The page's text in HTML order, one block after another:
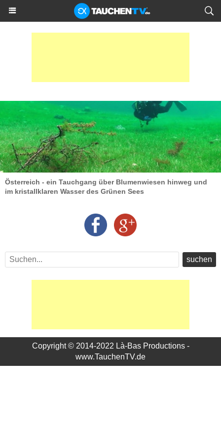
Österreich - ein Tauchgang über Blumenwiesen hinweg und
im kristallklaren Wasser des Grünen Sees
suchen
Copyright © 2014-2022 Là-Bas Productions -
www.TauchenTV.de